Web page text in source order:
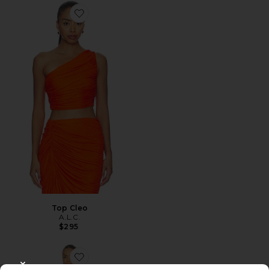
Favorite Top Cleo
Top Cleo
A.L.C.
$295
Favorite Eva Jumpsuit